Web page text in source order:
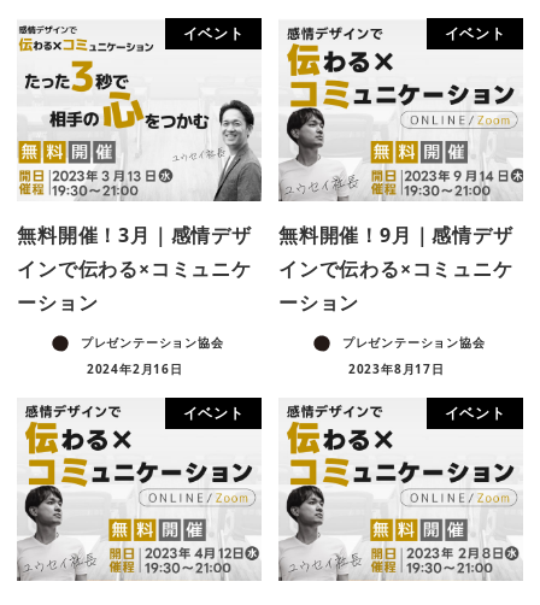
イベント
無料開催！3月｜感情デザ
インで伝わる×コミュニケ
ーション
プレゼンテーション協会
2024年2月16日
イベント
無料開催！9月｜感情デザ
インで伝わる×コミュニケ
ーション
プレゼンテーション協会
2023年8月17日
イベント イベント